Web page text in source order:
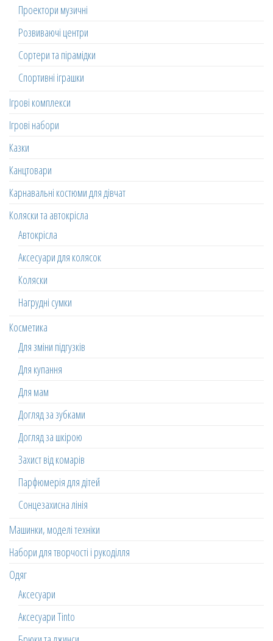
Проектори музичні
Розвиваючі центри
Сортери та пірамідки
Спортивні іграшки
Ігрові комплекси
Ігрові набори
Казки
Канцтовари
Карнавальні костюми для дівчат
Коляски та автокрісла
Автокрісла
Аксесуари для колясок
Коляски
Нагрудні сумки
Косметика
Для зміни підгузків
Для купання
Для мам
Догляд за зубками
Догляд за шкірою
Захист від комарів
Парфюмерія для дітей
Сонцезахисна лінія
Машинки, моделі техніки
Набори для творчості і рукоділля
Одяг
Аксесуари
Аксесуари Tinto